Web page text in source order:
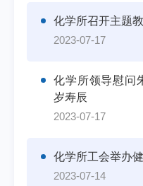
化学所召开主题
2023-07-17
化学所领导慰问
岁寿辰
2023-07-17
化学所工会举办
2023-07-14